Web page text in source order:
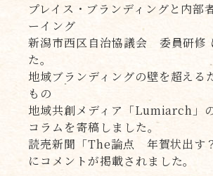
プレイス・ブランディングと内部
ーイング
新潟市西区自治協議会 委員研修
た。
地域ブランディングの壁を超える
もの
地域共創メディア「Lumiarch」
コラムを寄稿しました。
読売新聞「The論点 年賀状出す
にコメントが掲載されました。